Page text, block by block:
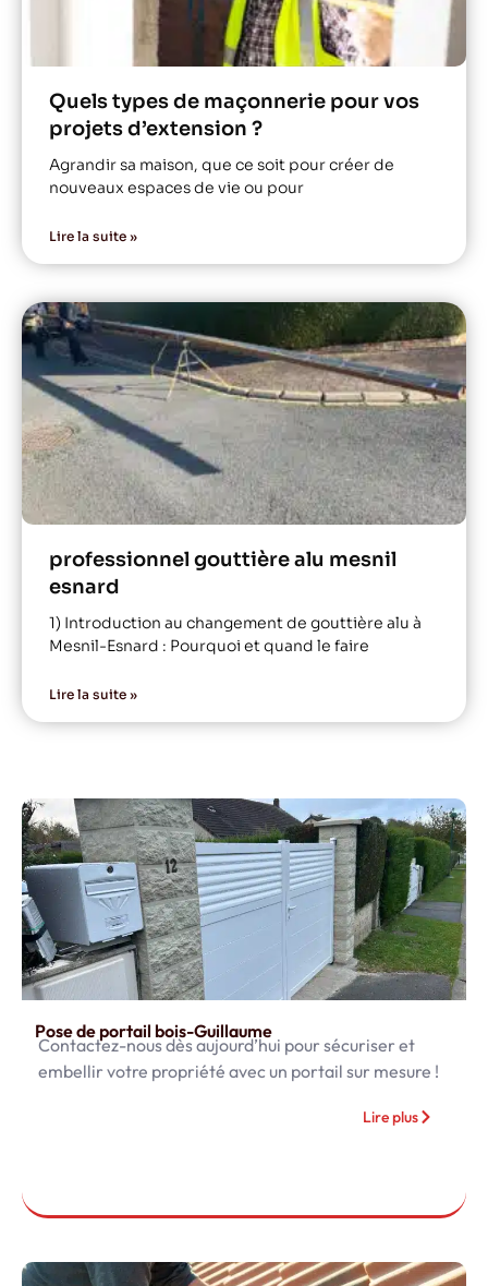
Quels types de maçonnerie pour vos
projets d’extension ?
Agrandir sa maison, que ce soit pour créer de
nouveaux espaces de vie ou pour
Lire la suite »
professionnel gouttière alu mesnil
esnard
1) Introduction au changement de gouttière alu à
Mesnil-Esnard : Pourquoi et quand le faire
Lire la suite »
Pose de portail bois-Guillaume
Contactez-nous dès aujourd’hui pour sécuriser et
embellir votre propriété avec un portail sur mesure !
Lire plus